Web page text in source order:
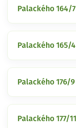
Palackého 164/7
Palackého 165/4
Palackého 176/9
Palackého 177/11